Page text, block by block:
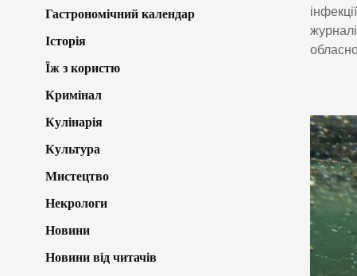
Гастрономічний календар
Історія
Їж з користю
Кримінал
Кулінарія
Культура
Мистецтво
Некрологи
Новини
Новини від читачів